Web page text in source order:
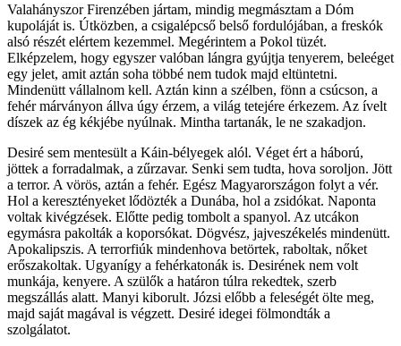
Valahányszor Firenzében jártam, mindig megmásztam a Dóm
kupoláját is. Útközben, a csigalépcső belső fordulójában, a freskók
alsó részét elértem kezemmel. Megérintem a Pokol tüzét.
Elképzelem, hogy egyszer valóban lángra gyújtja tenyerem, beleéget
egy jelet, amit aztán soha többé nem tudok majd eltüntetni.
Mindenütt vállalnom kell. Aztán kinn a szélben, fönn a csúcson, a
fehér márványon állva úgy érzem, a világ tetejére érkezem. Az ívelt
díszek az ég kékjébe nyúlnak. Mintha tartanák, le ne szakadjon.
Desiré sem mentesült a Káin-bélyegek alól. Véget ért a háború,
jöttek a forradalmak, a zűrzavar. Senki sem tudta, hova soroljon. Jött
a terror. A vörös, aztán a fehér. Egész Magyarországon folyt a vér.
Hol a keresztényeket lődözték a Dunába, hol a zsidókat. Naponta
voltak kivégzések. Előtte pedig tombolt a spanyol. Az utcákon
egymásra pakolták a koporsókat. Dögvész, jajveszékelés mindenütt.
Apokalipszis. A terrorfiúk mindenhova betörtek, raboltak, nőket
erőszakoltak. Ugyanígy a fehérkatonák is. Desirének nem volt
munkája, kenyere. A szülők a határon túlra rekedtek, szerb
megszállás alatt. Manyi kiborult. Józsi előbb a feleségét ölte meg,
majd saját magával is végzett. Desiré idegei fölmondták a
szolgálatot.